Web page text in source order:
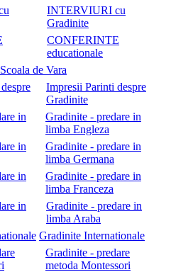
INTERVIURI cu
Gradinite
CONFERINTE
educationale
Scoala de Vara
Impresii Parinti despre
Gradinite
Gradinite - predare in
limba Engleza
Gradinite - predare in
limba Germana
Gradinite - predare in
limba Franceza
Gradinite - predare in
limba Araba
Gradinite Internationale
Gradinite - predare
metoda Montessori